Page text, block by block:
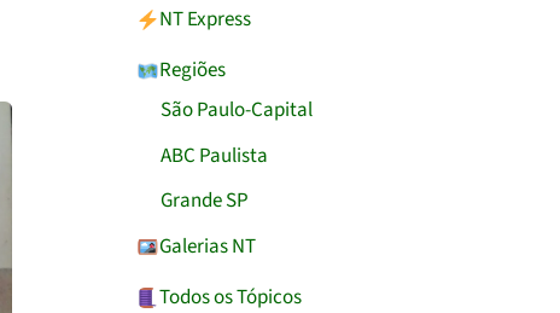
NT Express
Regiões
São Paulo-Capital
ABC Paulista
Grande SP
Galerias NT
Todos os Tópicos